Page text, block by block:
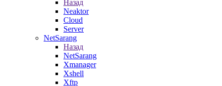
Назад
Neaktor
Cloud
Server
NetSarang
Назад
NetSarang
Xmanager
Xshell
Xftp